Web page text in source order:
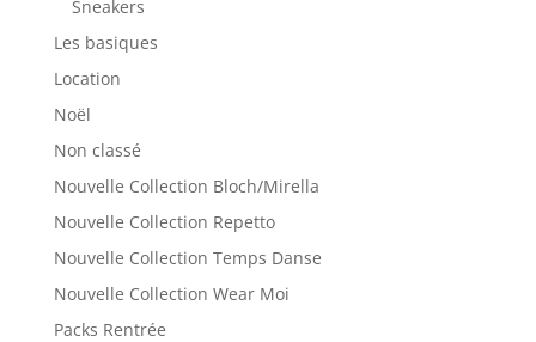
Sneakers
Les basiques
Location
Noël
Non classé
Nouvelle Collection Bloch/Mirella
Nouvelle Collection Repetto
Nouvelle Collection Temps Danse
Nouvelle Collection Wear Moi
Packs Rentrée